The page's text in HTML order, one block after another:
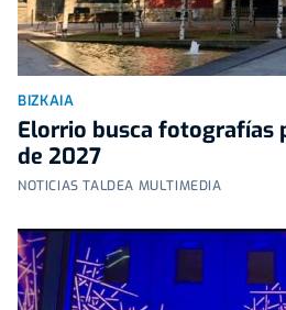
BIZKAIA
Elorrio busca fotografías
de 2027
NOTICIAS TALDEA MULTIMEDIA